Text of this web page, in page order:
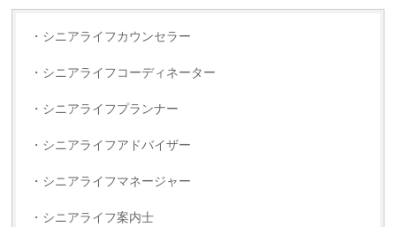
・シニアライフカウンセラー
・シニアライフコーディネーター
・シニアライフプランナー
・シニアライフアドバイザー
・シニアライフマネージャー
・シニアライフ案内士